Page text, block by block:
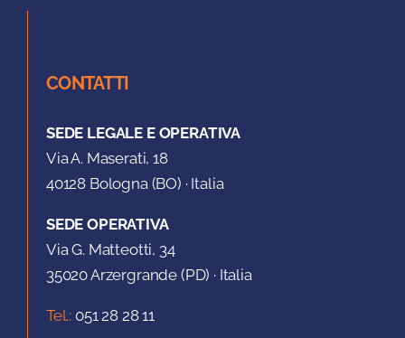
CONTATTI
SEDE LEGALE E OPERATIVA
Via A. Maserati, 18
40128 Bologna (BO) · Italia
SEDE OPERATIVA
Via G. Matteotti, 34
35020 Arzergrande (PD) · Italia
Tel.: 051 28 28 11